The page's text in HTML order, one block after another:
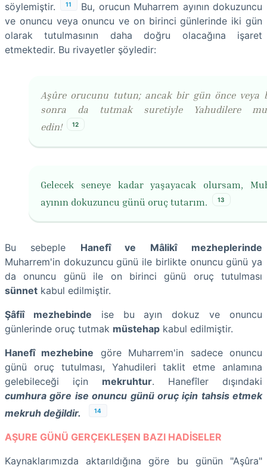
söylemiştir.
11
Bu, orucun Muharrem ayının dokuzuncu
ve onuncu veya onuncu ve on birinci günlerinde iki gün
olarak tutulmasının daha doğru olacağına işaret
etmektedir. Bu rivayetler şöyledir:
Aşûre orucunu tutun; ancak bir gün önce veya
sonra da tutmak suretiyle Yahudilere
edin!
12
Gelecek seneye kadar yaşayacak olursam,
ayının dokuzuncu günü oruç tutarım.
13
Bu sebeple Hanefî ve Mâlikî
mezheplerinde
Muharrem'in dokuzuncu günü ile birlikte onuncu günü ya
da onuncu günü ile on birinci günü oruç tutulması
sünnet kabul edilmiştir.
Şâfiî mezhebinde ise bu ayın dokuz ve onuncu
günlerinde oruç tutmak müstehap kabul edilmiştir.
Hanefî mezhebine göre Muharrem'in sadece onuncu
günü oruç tutulması, Yahudileri taklit etme anlamına
gelebileceği için mekruhtur. Hanefîler dışındaki
cumhura göre ise onuncu günü oruç için tahsis etmek
mekruh değildir.
14
AŞURE GÜNÜ GERÇEKLEŞEN BAZI HADİSELER
Kaynaklarımızda aktarıldığına göre bu günün "Aşûra"